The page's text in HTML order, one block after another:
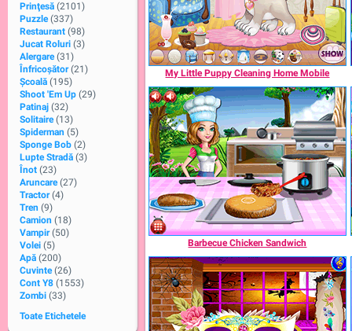
Prinţesă (2101)
Puzzle (337)
Restaurant (98)
Jucat Roluri (3)
Alergare (31)
Înfricoșător (21)
Şcoală (195)
Shoot 'Em Up (29)
Patinaj (32)
Solitaire (13)
Spiderman (5)
Sponge Bob (2)
Lupte Stradă (3)
Înot (23)
Aruncare (27)
Tractor (4)
Tren (9)
Camion (18)
Vampir (50)
Volei (5)
Apă (200)
Cuvinte (26)
Cont Y8 (1553)
Zombi (33)
Toate Etichetele
My Little Puppy Cleaning Home Mobile
Barbecue Chicken Sandwich